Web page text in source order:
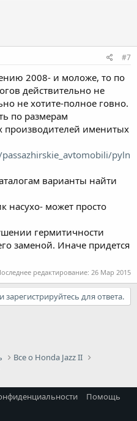
#7
2008- и моложе, то по
действительно не
не хотите-полное говно.
по размерам
производителей именитых
pyln
варианты найти
насухо- может просто
гермитичности
заменой. Иначе придется
редактирование: 26 Мар 2015
зарегистрируйтесь для ответа.
Все о Honda Jazz II
Помощь